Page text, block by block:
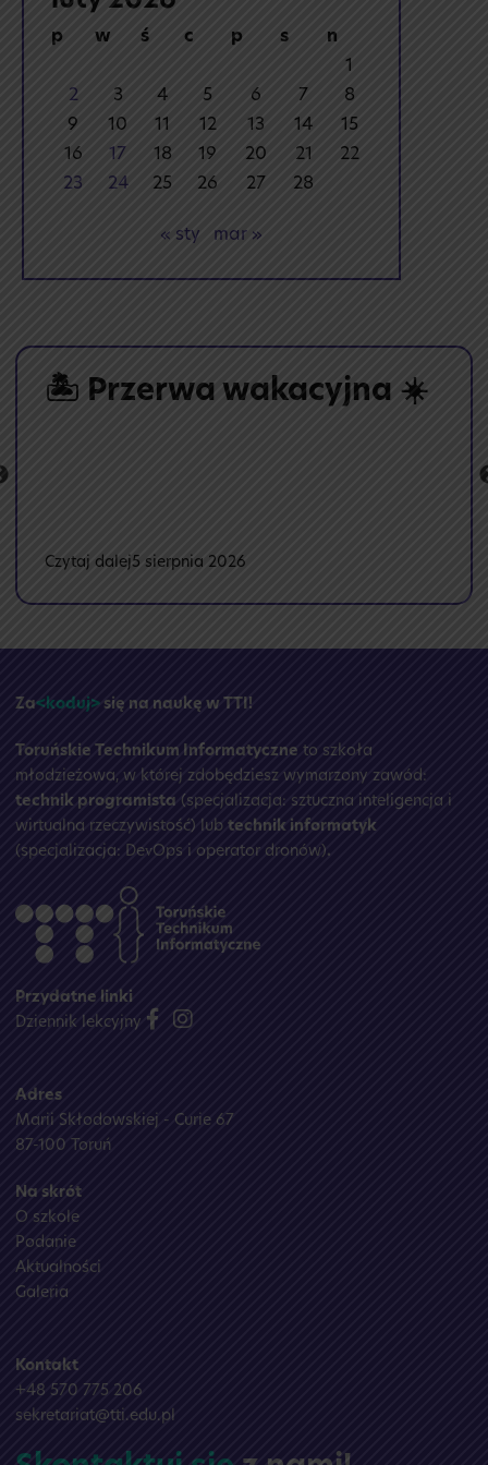
p w ś c p s
n
1
2
3 4 5 6 7
8
9
10 11 12 13 14
15
16
17 18 19 20 21
22
23
24 25 26 27 28
« sty mar »
🏝️ Przerwa wakacyjna ☀️
Czytaj dalej:5 sierpnia 2026
Za<koduj> się na naukę w TTI!
Toruńskie Technikum Informatyczne to szkoła
młodzieżowa, w której zdobędziesz wymarzony zawód:
technik programista (specjalizacja: sztuczna inteligencja i
wirtualna rzeczywistość) lub technik informatyk
(specjalizacja: DevOps i operator dronów).
Przydatne linki
Dziennik lekcyjny
Adres
Marii Skłodowskiej - Curie 67
87-100 Toruń
Na skrót
O szkole
Podanie
Aktualności
Galeria
Kontakt
+48 570 775 206
sekretariat@tti.edu.pl